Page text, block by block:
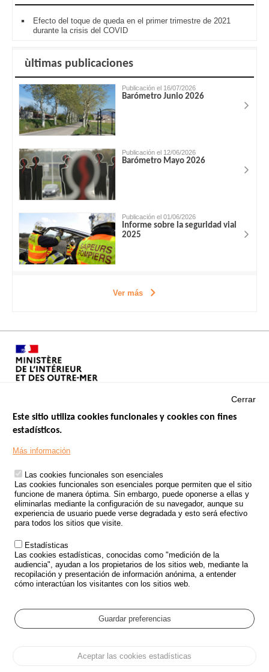
Efecto del toque de queda en el primer trimestre de 2021
durante la crisis del COVID
ùltimas publicaciones
Publicación el 16/07/2026
Barómetro Junio 2026
Publicación el 12/06/2026
Barómetro Mayo 2026
Publicación el 01/06/2026
Informe sobre la seguridad vial
2025
Ver más
Footer
TRATAMIENTO DE DATOS PERSONALES PROCEDENTES DE
ACCIDENTES DE TRÁFICO
ESTUDIOS
CONVOCATORIA DE PROYECTOS DE ESTUDIOS
POLÍTICA DE SEGURIDAD VIAL
Outils
EVENTOS
GLOSARIO
Cookie settings
Protección de datos y CookiesAdministrar las cookies
Cerrar
Este sitio utiliza cookies funcionales y cookies con fines
estadísticos.
Más información
Las cookies funcionales son esenciales
Las cookies funcionales son esenciales porque permiten que el sitio
funcione de manera óptima. Sin embargo, puede oponerse a ellas y
eliminarlas mediante la configuración de su navegador, aunque su
experiencia de usuario puede verse degradada y esto será efectivo
para todos los sitios que visite.
Estadísticas
Las cookies estadísticas, conocidas como "medición de la
audiencia", ayudan a los propietarios de los sitios web, mediante la
recopilación y presentación de información anónima, a entender
cómo interactúan los visitantes con los sitios web.
Guardar preferencias
Aceptar las cookies estadísticas